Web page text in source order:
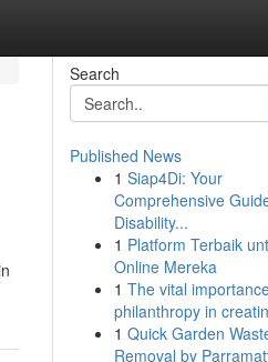
Search
Published News
1 Siap4Di: Your
Comprehensive
Disability...
1 Platform Terbaik
Online Mereka
1 The vital
philanthropy in
1 Quick Garden
Removal by